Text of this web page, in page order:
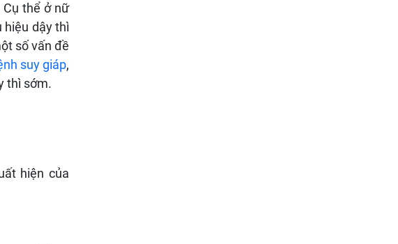
thể ở nữ
hiệu dậy thì
số vấn đề
suy giáp,
thì sớm.
hiện của